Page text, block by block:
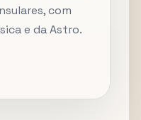
com
e da Astro.